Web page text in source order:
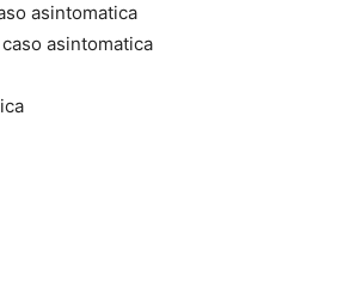
asintomatica
asintomatica